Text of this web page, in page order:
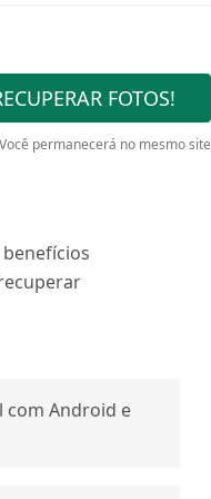
FOTOS!
Você permanecerá no mesmo site
com Android e